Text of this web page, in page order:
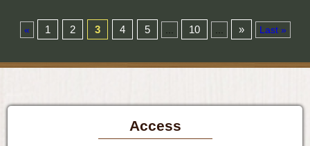
« 1 2 3 4 5 10 » Last »
Access